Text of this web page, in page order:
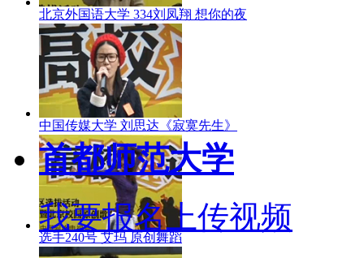
北京外国语大学 334刘凤翔 想你的夜
中国传媒大学 刘思达《寂寞先生》
选手240号 艾玛 原创舞蹈
首都师范大学
我要报名上传视频